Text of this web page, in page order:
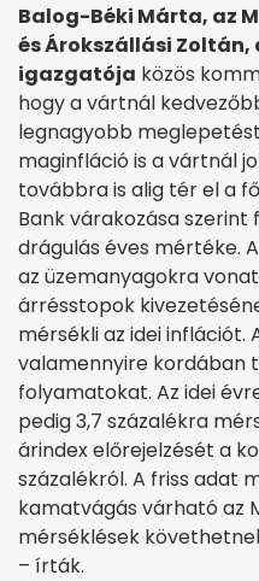
Balog-Béki Márta, az
és Árokszállási Zoltán,
igazgatója közös
hogy a vártnál
legnagyobb
maginfláció is a vártnál
továbbra is alig tér el a
Bank várakozása
drágulás éves mértéke.
az üzemanyagokra
árrésstopok
mérsékli az idei
valamennyire kordában
folyamatokat. Az idei
pedig 3,7 százalékra
árindex előrejelzését a
százalékról. A friss adat
kamatvágás várható az
mérséklések
– írták.